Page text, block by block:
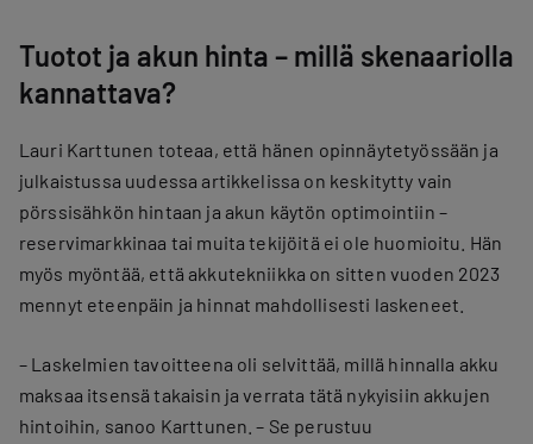
Tuotot ja akun hinta – millä skenaariolla
kannattava?
Lauri Karttunen toteaa, että hänen opinnäytetyössään ja
julkaistussa uudessa artikkelissa on keskitytty vain
pörssisähkön hintaan ja akun käytön optimointiin –
reservimarkkinaa tai muita tekijöitä ei ole huomioitu. Hän
myös myöntää, että akkutekniikka on sitten vuoden 2023
mennyt eteenpäin ja hinnat mahdollisesti laskeneet.
– Laskelmien tavoitteena oli selvittää, millä hinnalla akku
maksaa itsensä takaisin ja verrata tätä nykyisiin akkujen
hintoihin, sanoo Karttunen. – Se perustuu